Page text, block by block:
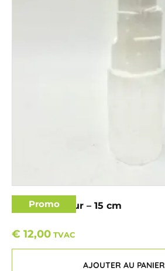
Promo
Sélénite – Tour – 15 cm
€ 12,00 TVAC
AJOUTER AU PANIER